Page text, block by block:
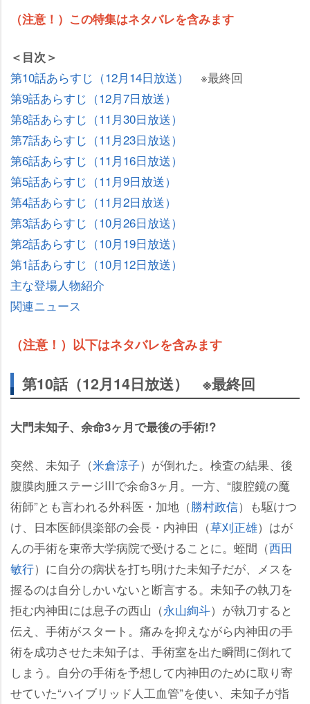
（注意！）この特集はネタバレを含みます
＜目次＞
第10話あらすじ（12月14日放送）
※最終回
第9話あらすじ（12月7日放送）
第8話あらすじ（11月30日放送）
第7話あらすじ（11月23日放送）
第6話あらすじ（11月16日放送）
第5話あらすじ（11月9日放送）
第4話あらすじ（11月2日放送）
第3話あらすじ（10月26日放送）
第2話あらすじ（10月19日放送）
第1話あらすじ（10月12日放送）
主な登場人物紹介
関連ニュース
（注意！）以下はネタバレを含みます
第10話（12月14日放送） ※最終回
大門未知子、余命3ヶ月で最後の手術!?
突然、未知子（米倉涼子）が倒れた。検査の結果、後
腹膜肉腫ステージIIIで余命3ヶ月。一方、“腹腔鏡の魔
術師”とも言われる外科医・加地（勝村政信）も駆けつ
け、日本医師倶楽部の会長・内神田（草刈正雄）はが
んの手術を東帝大学病院で受けることに。蛭間（西田
敏行）に自分の病状を打ち明けた未知子だが、メスを
握るのは自分しかいないと断言する。未知子の執刀を
拒む内神田には息子の西山（永山絢斗）が執刀すると
伝え、手術がスタート。痛みを抑えながら内神田の手
術を成功させた未知子は、手術室を出た瞬間に倒れて
しまう。自分の手術を予想して内神田のために取り寄
せていた“ハイブリッド人工血管”を使い、未知子が指